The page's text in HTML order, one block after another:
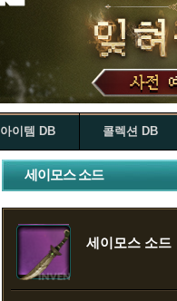
아이템 DB 콜렉션 DB
세이모스 소드
세이모스 소드